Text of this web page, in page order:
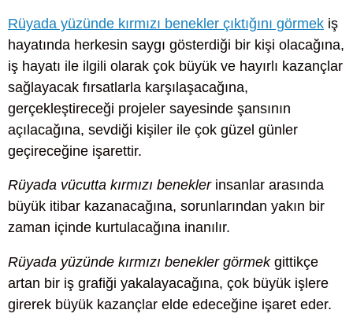
Rüyada yüzünde kırmızı benekler çıktığını görmek iş
hayatında herkesin saygı gösterdiği bir kişi olacağına,
iş hayatı ile ilgili olarak çok büyük ve hayırlı kazançlar
sağlayacak fırsatlarla karşılaşacağına,
gerçekleştireceği projeler sayesinde şansının
açılacağına, sevdiği kişiler ile çok güzel günler
geçireceğine işarettir.
Rüyada vücutta kırmızı beneklerinsanlar arasında
büyük itibar kazanacağına, sorunlarından yakın bir
zaman içinde kurtulacağına inanılır.
Rüyada yüzünde kırmızı benekler görmekgittikçe
artan bir iş grafiği yakalayacağına, çok büyük işlere
girerek büyük kazançlar elde edeceğine işaret eder.